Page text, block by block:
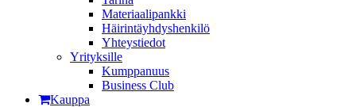
Materiaalipankki
Häirintä­yhdyshenkilö
Yhteystiedot
Yrityksille
Kumppanuus
Business Club
Kauppa